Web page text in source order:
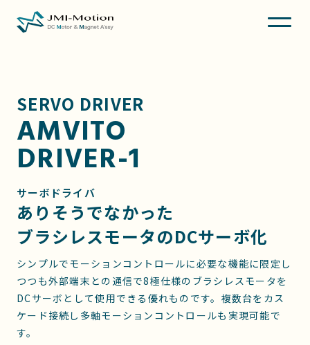
SERVO DRIVER
AMVITO
DRIVER-1
サーボドライバ
ありそうでなかった
ブラシレスモータのDCサーボ化
シンプルでモーションコントロールに必要な機能に限定し
つつも外部端末との通信で8極仕様のブラシレスモータを
DCサーボとして使用できる優れものです。複数台をカス
ケード接続し多軸モーションコントロールも実現可能で
す。